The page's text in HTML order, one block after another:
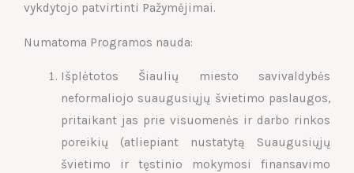
vykdytojo patvirtinti Pažymėjimai.
Numatoma Programos nauda:
Išplėtotos Šiaulių miesto savivaldybės
neformaliojo suaugusiųjų švietimo paslaugos,
pritaikant jas prie visuomenės ir darbo rinkos
poreikių (atliepiant nustatytą Suaugusiųjų
švietimo ir tęstinio mokymosi finansavimo